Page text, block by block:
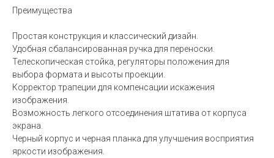
Преимущества
Простая конструкция и классический дизайн.
Удобная сбалансированная ручка для переноски.
Телескопическая стойка, регуляторы положения для
выбора формата и высоты проекции.
Корректор трапеции для компенсации искажения
изображения.
Возможность легкого отсоединения штатива от корпуса
экрана.
Черный корпус и черная планка для улучшения восприятия
яркости изображения.